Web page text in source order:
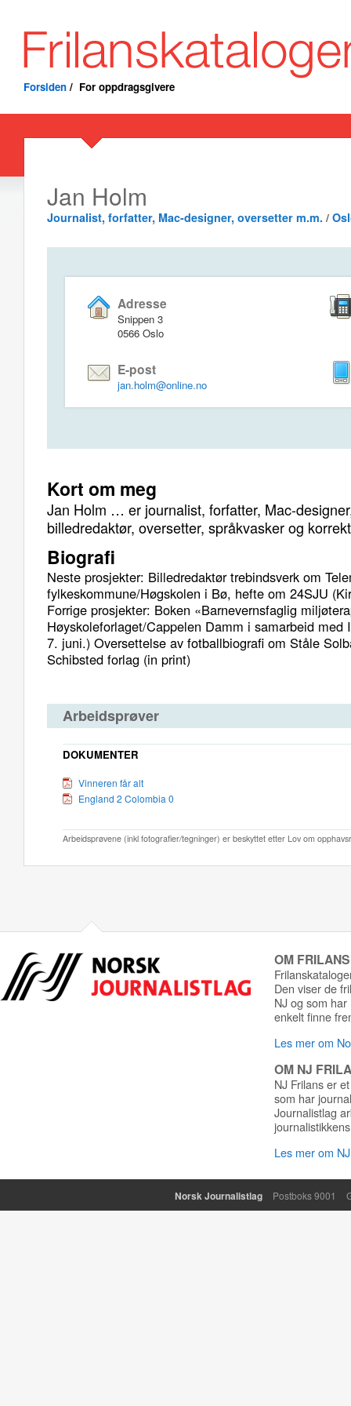
Forsiden / For oppdragsgivere
Jan Holm
Journalist, forfatter, Mac-designer, oversetter m.m. /
Adresse
Snippen 3
0566 Oslo
E-post
jan.holm@online.no
Kort om meg
Jan Holm … er journalist, forfatter, Mac-
billedredaktør, oversetter, språkvasker og
Biografi
Neste prosjekter: Billedredaktør trebindsverk om
fylkeskommune/Høgskolen i Bø, hefte om 24SJU
Forrige prosjekter: Boken «Barnevernsfaglig
Høyskoleforlaget/Cappelen Damm i samarbeid med
7. juni.) Oversettelse av fotballbiografi om Ståle
Schibsted forlag (in print)
Arbeidsprøver
DOKUMENTER
Vinneren får alt
England 2 Colombia 0
Arbeidsprøvene (inkl fotografier/tegninger) er beskyttet etter Lov om
OM
Den viser de
NJ og som
enkelt finne
Les mer om
OM NJ
NJ Frilans er
som har
Journalistlag
Les mer om
Norsk Journalistlag Postboks 9001